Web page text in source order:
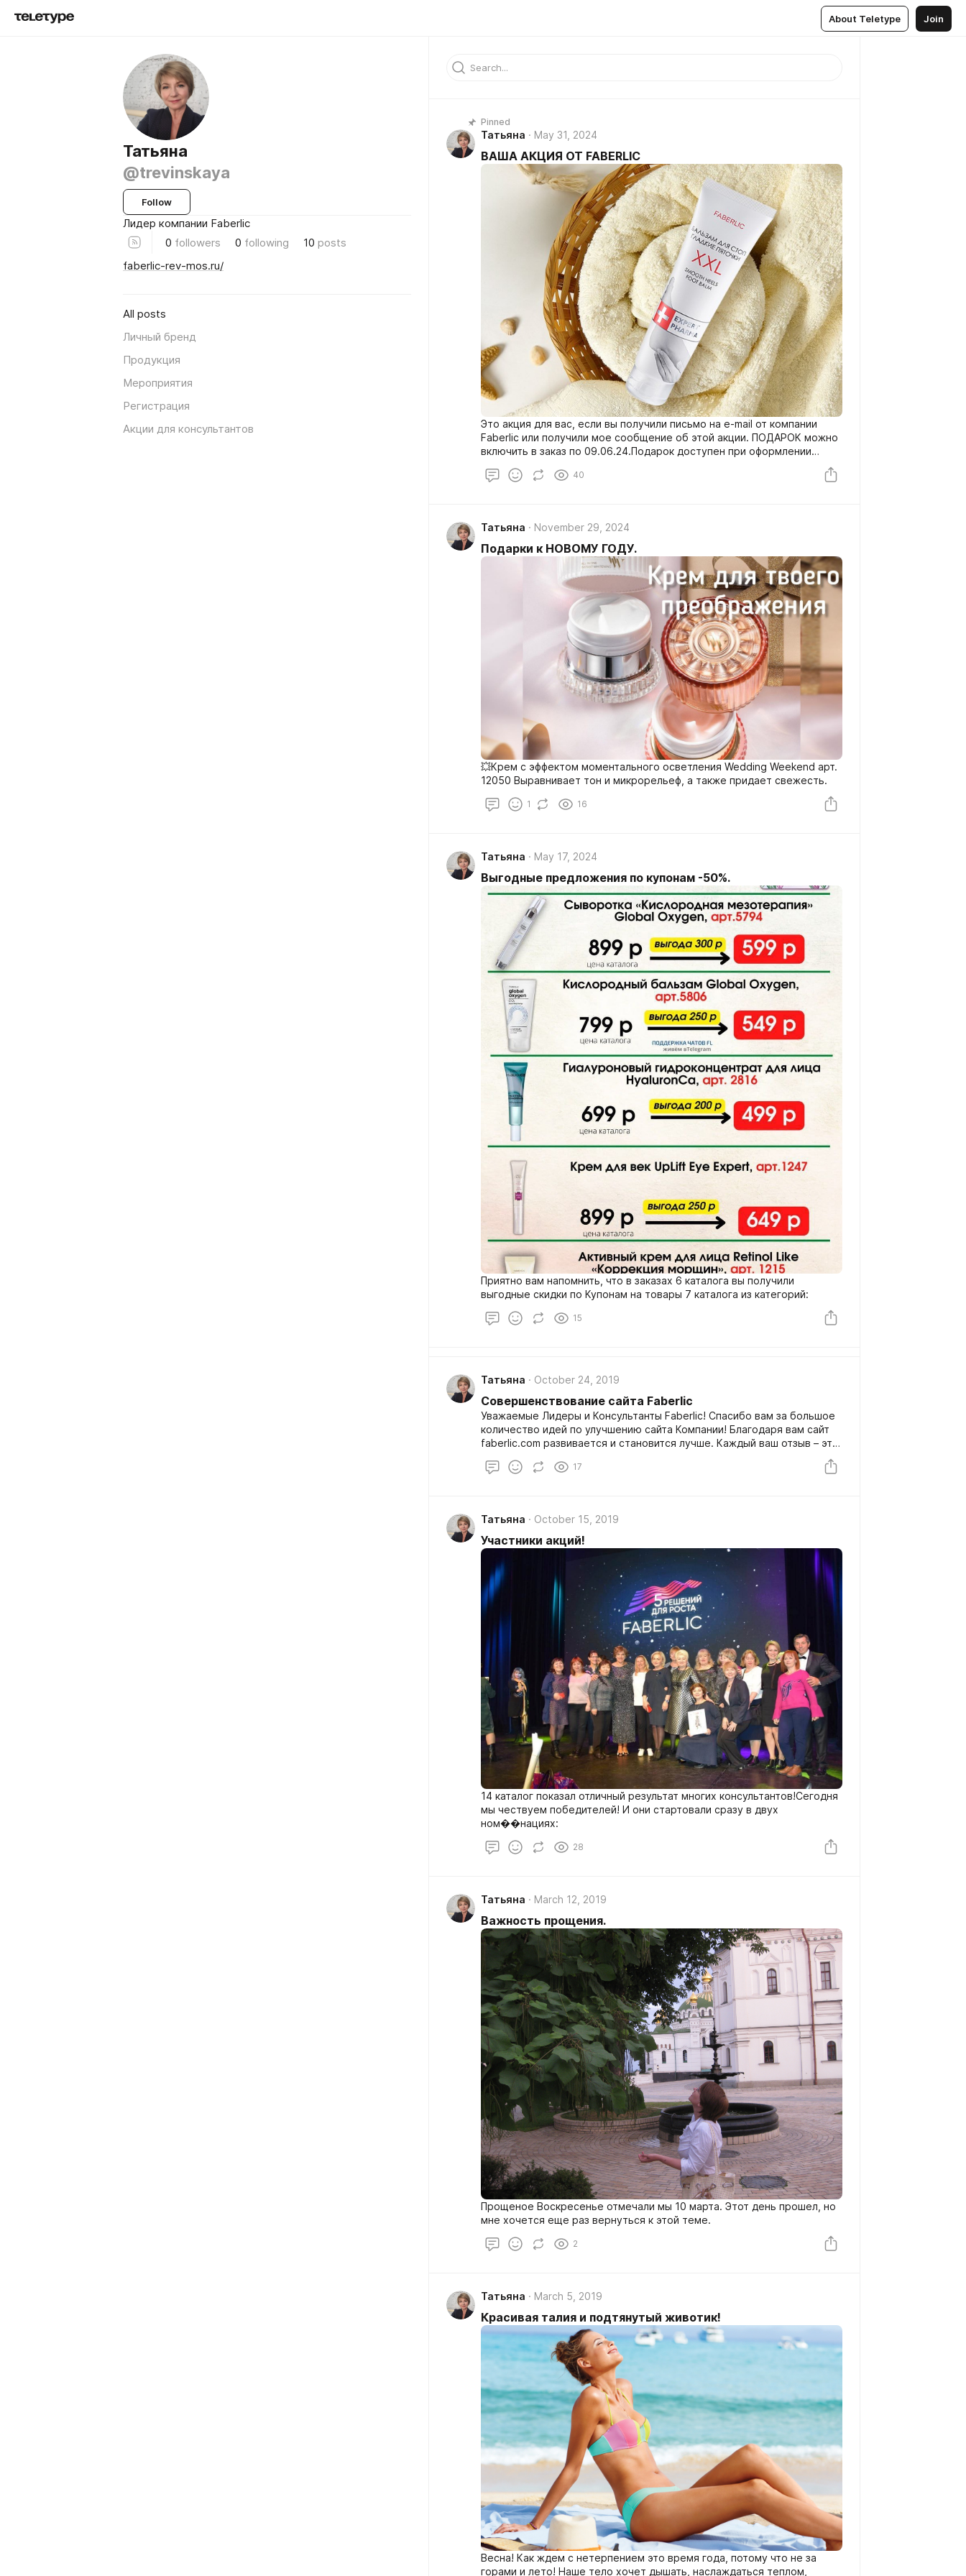
About Teletype Join
Татьяна
@trevinskaya
Follow
Лидер компании Faberlic
0 followers 0 following 10 posts
faberlic-rev-mos.ru/
All posts
Личный бренд
Продукция
Мероприятия
Регистрация
Акции для консультантов
Pinned
Татьяна May 31, 2024
ВАША АКЦИЯ ОТ FABERLIC
Это акция для вас, если вы получили письмо на e-mail от компании
Faberlic или получили мое сообщение об этой акции. ПОДАРОК можно
включить в заказ по 09.06.24.Подарок доступен при оформлении
заказа в разделе «Персональные акции – Подарок за заказ» при сумме
заказа от 1500 рублей в ценах каталога. Скидка 20% автоматически
40
Татьяна November 29, 2024
Подарки к НОВОМУ ГОДУ.
💥Крем с эффектом моментального осветления Wedding Weekend арт.
12050 Выравнивает тон и микрорельеф, а также придает свежесть.
1 16
Татьяна May 17, 2024
Выгодные предложения по купонам -50%.
Приятно вам напомнить, что в заказах 6 каталога вы получили
выгодные скидки по Купонам на товары 7 каталога из категорий:
15
Татьяна October 24, 2019
Совершенствование сайта Faberlic
Уважаемые Лидеры и Консультанты Faberlic! Спасибо вам за большое
количество идей по улучшению сайта Компании! Благодаря вам сайт
faberlic.com развивается и становится лучше. Каждый ваш отзыв – это
пожелания в разделе «Обратная связь» с пометкой «Банк идей».
17
Татьяна October 15, 2019
Участники акций!
14 каталог показал отличный результат многих консультантов!Сегодня
мы чествуем победителей! И они стартовали сразу в двух
ном��нациях:
28
Татьяна March 12, 2019
Важность прощения.
Прощеное Воскресенье отмечали мы 10 марта. Этот день прошел, но
мне хочется еще раз вернуться к этой теме.
2
Татьяна March 5, 2019
Красивая талия и подтянутый животик!
Весна! Как ждем с нетерпением это время года, потому что не за
горами и лето! Наше тело хочет дышать, наслаждаться теплом,